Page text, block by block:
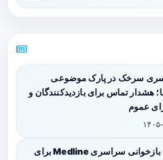
سرخک در پارک موضوعی
هشدار تماس برای بازدیدکنندگان و
عموم
۱۶
اطلاعیه بازخوانی سراسری Medline برای